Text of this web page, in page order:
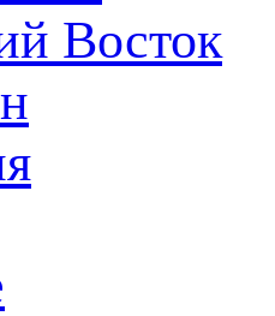
Восток